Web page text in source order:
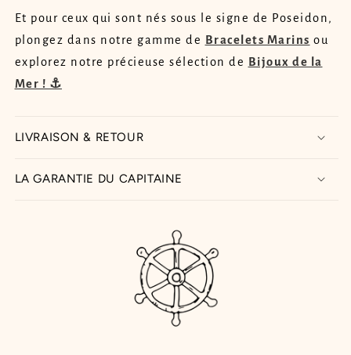
Et pour ceux qui sont nés sous le signe de Poseidon,
plongez dans notre gamme de Bracelets Marins ou
explorez notre précieuse sélection de Bijoux de la
Mer ! ⚓
LIVRAISON & RETOUR
LA GARANTIE DU CAPITAINE